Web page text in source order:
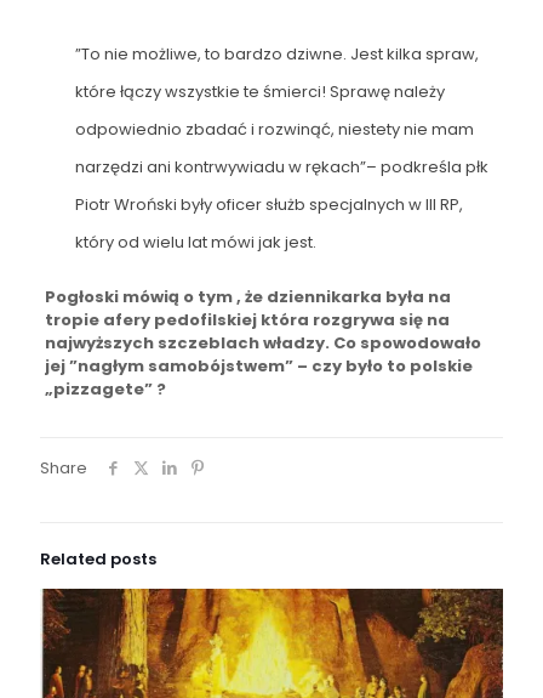
”To nie możliwe, to bardzo dziwne. Jest kilka spraw,
które łączy wszystkie te śmierci! Sprawę należy
odpowiednio zbadać i rozwinąć, niestety nie mam
narzędzi ani kontrwywiadu w rękach”– podkreśla płk
Piotr Wroński były oficer służb specjalnych w III RP,
który od wielu lat mówi jak jest.
Pogłoski mówią o tym , że dziennikarka była na
tropie afery pedofilskiej która rozgrywa się na
najwyższych szczeblach władzy. Co spowodowało
jej ”nagłym samobójstwem” – czy było to polskie
„pizzagete” ?
Share
Related posts